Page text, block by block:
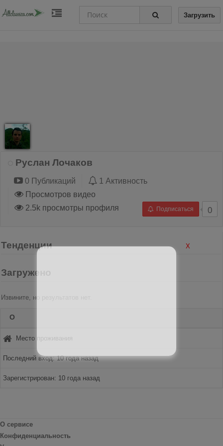
Загрузить
Руслан Лочаков
0 Публикаций
1 Активность
Просмотров видео
2.5k просмотры профиля
Подписаться 0
Тенденции
Загружено
Извините, но результатов нет.
О
Место проживания
Последний вход: 10 года назад
Зарегистрирован: 10 года назад
О сервисе
Конфиденциальность
X